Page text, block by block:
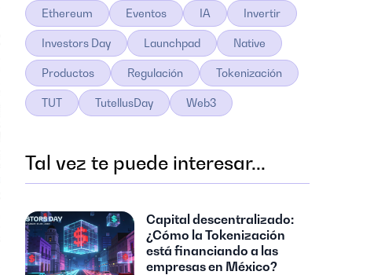
Ethereum Eventos IA Invertir
Investors Day Launchpad Native
Productos Regulación Tokenización
TUT TutellusDay Web3
Tal vez te puede interesar...
Capital descentralizado:
¿Cómo la Tokenización
está financiando a las
empresas en México?